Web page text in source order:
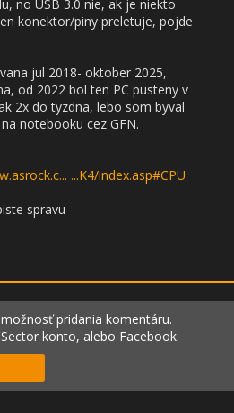
no USB 3.0 nie, ak je niekto
konektor/piny preletuje, pojde
jul 2018- oktober 2025,
od 2022 bol ten PC pusteny v
2x do tyzdna, lebo som byval
notebooku cez GFN.
...K4/index.asp#CPU
spravu
pridania komentáru.
konto, alebo Facebook.